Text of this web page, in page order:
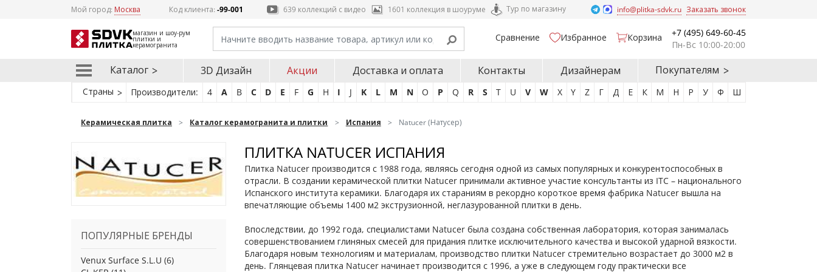
Мой город: Москва Код клиента: -99-001 639 коллекций с видео 1601 коллекция в шоуруме Тур по магазину info@plitka-sdvk.ru Заказать звонок
магазин и шоу-рум
плитки и
керамогранита
Сравнение Избранное Корзина
+7 (495) 649-60-45
Пн-Вс 10:00-20:00
Каталог 3D Дизайн Акции Доставка и оплата Контакты Дизайнерам Покупателям
Страны Производители: 4 A B C D E F G H I J K L M N O P Q R S T U V W X Y Z Г Д Е К М Н Р У Ф Ш
Керамическая плитка Каталог керамогранита и плитки Испания Natucer (Натусер)
ПОПУЛЯРНЫЕ БРЕНДЫ
Venux Surface S.L.U (6)
ПЛИТКА NATUCER ИСПАНИЯ
Плитка Natucer производится с 1988 года, являясь сегодня одной из самых популярных и конкурентоспособных в
отрасли. В создании керамической плитки Natucer принимали активное участие консультанты из ITC – национального
Испанского института керамики. Благодаря их стараниям в рекордно короткое время фабрика Natucer вышла на
впечатляющие объемы 1400 м2 экструзионной, неглазурованной плитки в день.
Впоследствии, до 1992 года, специалистами Natucer была создана собственная лаборатория, которая занималась
совершенствованием глиняных смесей для придания плитке исключительного качества и высокой ударной вязкости.
Благодаря новым технологиям и материалам, производство плитки Natucer стремительно возрастает до 3000 м2 в
день. Глянцевая плитка Natucer начинает производится с 1996, а уже в следующем году практически все